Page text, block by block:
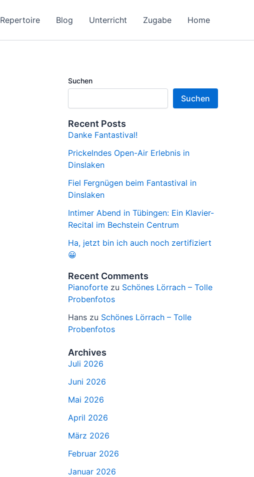
Repertoire Blog Unterricht Zugabe Home
Suchen
Suchen
Recent Posts
Danke Fantastival!
Prickelndes Open-Air Erlebnis in
Dinslaken
Fiel Fergnügen beim Fantastival in
Dinslaken
Intimer Abend in Tübingen: Ein Klavier-
Recital im Bechstein Centrum
Ha, jetzt bin ich auch noch zertifiziert
😀
Recent Comments
Pianoforte zu Schönes Lörrach – Tolle
Probenfotos
Hans zu Schönes Lörrach – Tolle
Probenfotos
Archives
Juli 2026
Juni 2026
Mai 2026
April 2026
März 2026
Februar 2026
Januar 2026